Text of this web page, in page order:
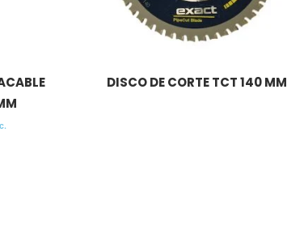
DISCO DE CORTE TCT 140 MM